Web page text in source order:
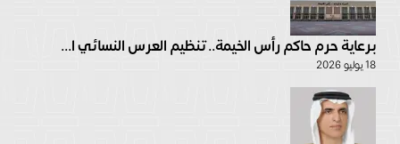
برعاية حرم حاكم رأس الخيمة.. تنظيم العرس النسائي ا...
18 يوليو 2026